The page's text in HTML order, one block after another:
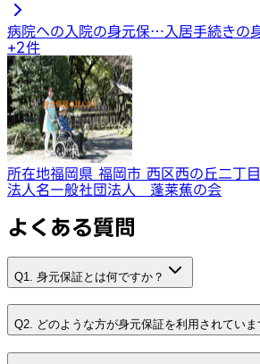
病院への入院の身元保… 入居手続きの
+2件
所在地福岡県 福岡市 西区西の丘二丁
法人名一般社団法人 蓬莱蕉の会
よくある質問
Q1. 身元保証とは何ですか？
Q2. どのような方が身元保証を利用されていま